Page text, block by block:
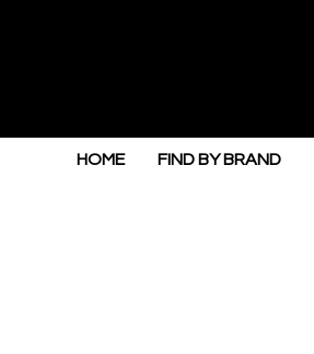
HOME FIND BY BRAND